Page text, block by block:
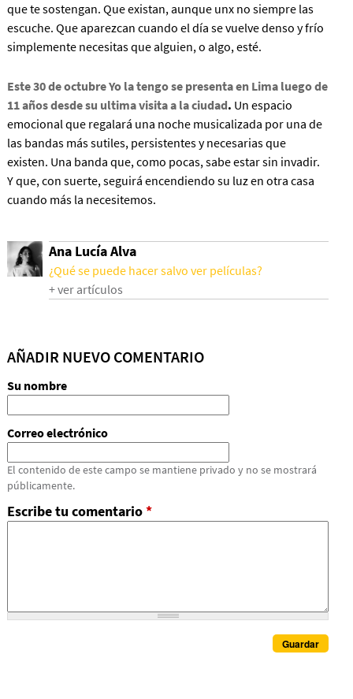
que te sostengan. Que existan, aunque unx no siempre las
escuche. Que aparezcan cuando el día se vuelve denso y frío
simplemente necesitas que alguien, o algo, esté.
Este 30 de octubre Yo la tengo se presenta en Lima luego de
11 años desde su ultima visita a la ciudad. Un espacio
emocional que regalará una noche musicalizada por una de
las bandas más sutiles, persistentes y necesarias que
existen. Una banda que, como pocas, sabe estar sin invadir.
Y que, con suerte, seguirá encendiendo su luz en otra casa
cuando más la necesitemos.
Ana Lucía Alva
¿Qué se puede hacer salvo ver películas?
+ ver artículos
AÑADIR NUEVO COMENTARIO
Su nombre
Correo electrónico
El contenido de este campo se mantiene privado y no se mostrará
públicamente.
Escribe tu comentario*